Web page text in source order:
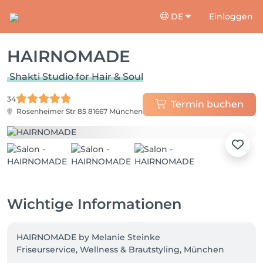
DE Einloggen
HAIRNOMADE
Shakti Studio for Hair & Soul
34
Rosenheimer Str 85 81667 München
Termin buchen
Wichtige Informationen
HAIRNOMADE by Melanie Steinke
Friseurservice, Wellness & Brautstyling, München